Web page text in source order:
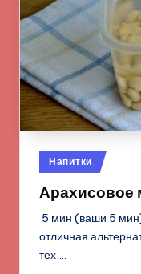
Опубликовано
в
Напитки
Арахисовое
5 мин (ваши 5
отличная
тех,…